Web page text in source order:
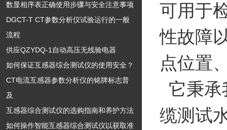
数显相序表正确使用步骤与安全注意事项
DGCT-T CT参数分析仪试验运行的一般
流程
供应QZYDQ-1自动高压无线验电器
如何保证互感器综合测试仪的使用安全？
CT电流互感器参数分析仪的铭牌标志普
及
互感器综合测试仪的选购指南和养护方法
如何操作智能互感器综合测试仪以获取准
可用于
性故障
点位置
它秉
缆测试